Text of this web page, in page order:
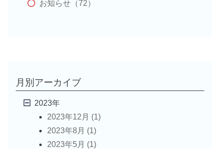
お知らせ（72）
月別アーカイブ
2023年
2023年12月 (1)
2023年8月 (1)
2023年5月 (1)